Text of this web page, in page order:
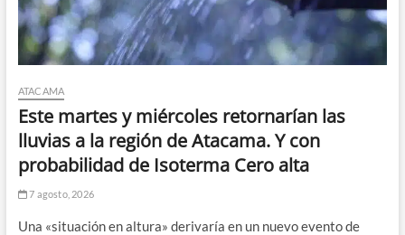
ATACAMA
Este martes y miércoles retornarían las
lluvias a la región de Atacama. Y con
probabilidad de Isoterma Cero alta
7 agosto, 2026
Una «situación en altura» derivaría en un nuevo evento de